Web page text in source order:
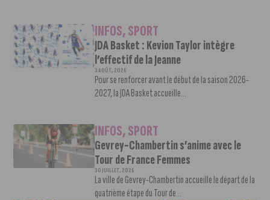
INFOS,SPORT
JDA Basket : Kevion Taylor intègre
l’effectif de la Jeanne
3 AOÛT, 2026
Pour se renforcer avant le début de la saison 2026-
2027, la JDA Basket accueille...
INFOS,SPORT
Gevrey-Chambertin s’anime avec le
Tour de France Femmes
30 JUILLET, 2026
La ville de Gevrey-Chambertin accueille le départ de la
quatrième étape du Tour de...